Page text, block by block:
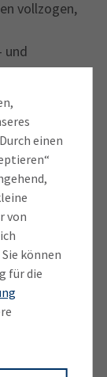
einen
von
können
für die
vollzogen,
und
und
spielt
in der neuen
am